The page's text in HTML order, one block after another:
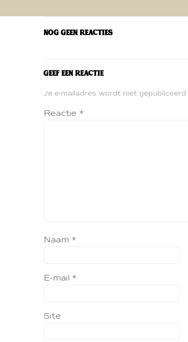
navigatie
Nog geen reacties
Geef een reactie
Je e-mailadres wordt niet gepubliceerd.
Reactie *
Naam *
E-mail *
Site